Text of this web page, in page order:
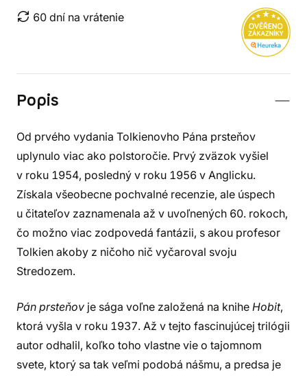
60 dní na vrátenie
Popis
Od prvého vydania Tolkienovho Pána prsteňov
uplynulo viac ako polstoročie. Prvý zväzok vyšiel
v roku 1954, posledný v roku 1956 v Anglicku.
Získala všeobecne pochvalné recenzie, ale úspech
u čitateľov zaznamenala až v uvoľnených 60. rokoch,
čo možno viac zodpovedá fantázii, s akou profesor
Tolkien akoby z ničoho nič vyčaroval svoju
Stredozem.
Pán prsteňov je sága voľne založená na knihe Hobit,
ktorá vyšla v roku 1937. Až v tejto fascinujúcej trilógii
autor odhalil, koľko toho vlastne vie o tajomnom
svete, ktorý sa tak veľmi podobá nášmu, a predsa je